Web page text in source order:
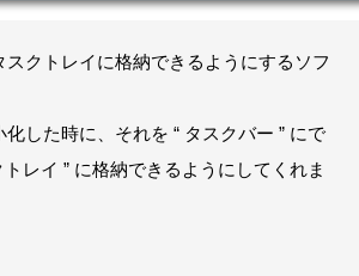
スクトレイに格納できるようにするソフ
した時に、それを “ タスクバー ” にで
レイ ” に格納できるようにしてくれま